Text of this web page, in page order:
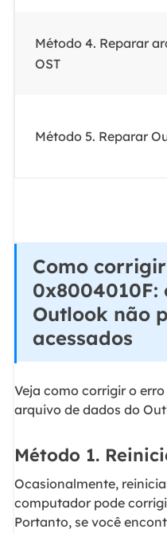
Método 4. Reparar
OST
Método 5. Reparar
Como
0x8004010F:
Outlook não
acessados
Veja como corrigir o
arquivo de dados do
Método 1.
Ocasionalmente,
computador pode
Portanto, se você